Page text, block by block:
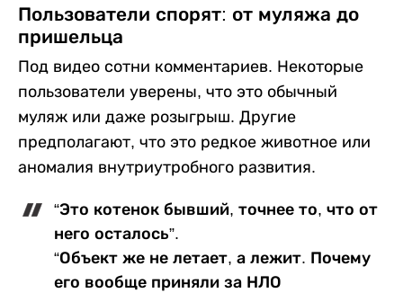
Пользователи спорят: от муляжа до
пришельца
Под видео сотни комментариев. Некоторые
пользователи уверены, что это обычный
муляж или даже розыгрыш. Другие
предполагают, что это редкое животное или
аномалия внутриутробного развития.
“Это котенок бывший, точнее то, что от
него осталось”.
“Объект же не летает, а лежит. Почему
его вообще приняли за НЛО